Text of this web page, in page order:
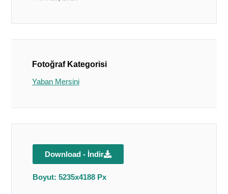
Fotoğraf Kategorisi
Yaban Mersini
Download - İndir
Boyut: 5235x4188 Px